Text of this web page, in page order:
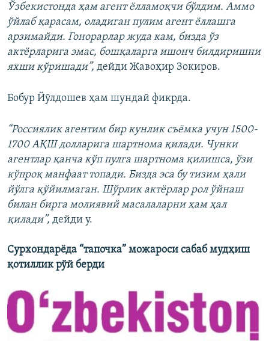
Ўзбекистонда ҳам агент ёлламоқчи бўлдим. Аммо
ўйлаб қарасам, оладиган пулим агент ёллашга
арзимайди. Гонорарлар жуда кам, бизда ўз
актёрларига эмас, бошқаларга ишонч билдиришни
яхши кўришади”, дейди Жавоҳир Зокиров.
Бобур Йўлдошев ҳам шундай фикрда.
“Россиялик агентим бир кунлик съёмка учун 1500-
1700 АҚШ долларига шартнома қилади. Чунки
агентлар қанча кўп пулга шартнома қилишса, ўзи
кўпроқ манфаат топади. Бизда эса бу тизим ҳали
йўлга қўйилмаган. Шўрлик актёрлар рол ўйнаш
билан бирга молиявий масалаларни ҳам ҳал
қилади”, дейди у.
Сурхондарёда “тапочка” можароси сабаб мудҳиш
қотиллик рўй берди